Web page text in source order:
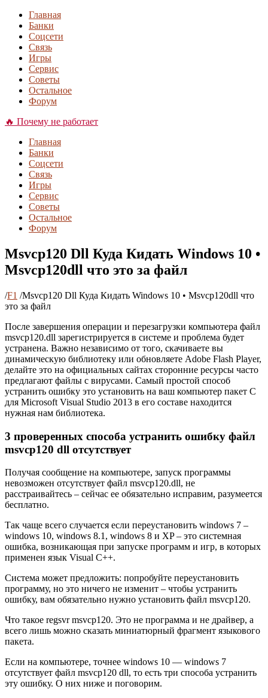
Главная
Банки
Соцсети
Связь
Игры
Сервис
Советы
Остальное
Форум
🔥 Почему не работает
Главная
Банки
Соцсети
Связь
Игры
Сервис
Советы
Остальное
Форум
Msvcp120 Dll Куда Кидать Windows 10 •
Msvcp120dll что это за файл
/F1 /Msvcp120 Dll Куда Кидать Windows 10 • Msvcp120dll что
это за файл
После завершения операции и перезагрузки компьютера файл
msvcp120.dll зарегистрируется в системе и проблема будет
устранена. Важно независимо от того, скачиваете вы
динамическую библиотеку или обновляете Adobe Flash Player,
делайте это на официальных сайтах сторонние ресурсы часто
предлагают файлы с вирусами. Самый простой способ
устранить ошибку это установить на ваш компьютер пакет C
для Microsoft Visual Studio 2013 в его составе находится
нужная нам библиотека.
3 проверенных способа устранить ошибку файл
msvcp120 dll отсутствует
Получая сообщение на компьютере, запуск программы
невозможен отсутствует файл msvcp120.dll, не
расстраивайтесь – сейчас ее обязательно исправим, разумеется
бесплатно.
Так чаще всего случается если переустановить windows 7 –
windows 10, windows 8.1, windows 8 и XP – это системная
ошибка, возникающая при запуске программ и игр, в которых
применен язык Visual C++.
Система может предложить: попробуйте переустановить
программу, но это ничего не изменит – чтобы устранить
ошибку, вам обязательно нужно установить файл msvcp120.
Что такое regsvr msvcp120. Это не программа и не драйвер, а
всего лишь можно сказать миниатюрный фрагмент языкового
пакета.
Если на компьютере, точнее windows 10 — windows 7
отсутствует файл msvcp120 dll, то есть три способа устранить
эту ошибку. О них ниже и поговорим.